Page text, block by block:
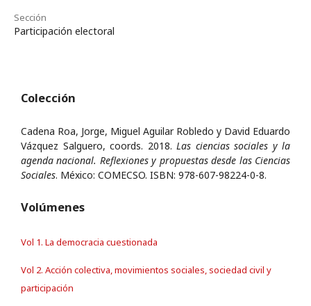
Sección
Participación electoral
Colección
Cadena Roa, Jorge, Miguel Aguilar Robledo y David Eduardo
Vázquez Salguero, coords. 2018. Las ciencias sociales y la
agenda nacional. Reflexiones y propuestas desde las Ciencias
Sociales. México: COMECSO. ISBN: 978-607-98224-0-8.
Volúmenes
Vol 1. La democracia cuestionada
Vol 2. Acción colectiva, movimientos sociales, sociedad civil y
participación